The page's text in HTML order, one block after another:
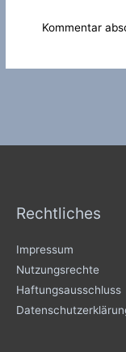
Rechtliches
Impressum
Nutzungsrechte
Haftungsausschluss